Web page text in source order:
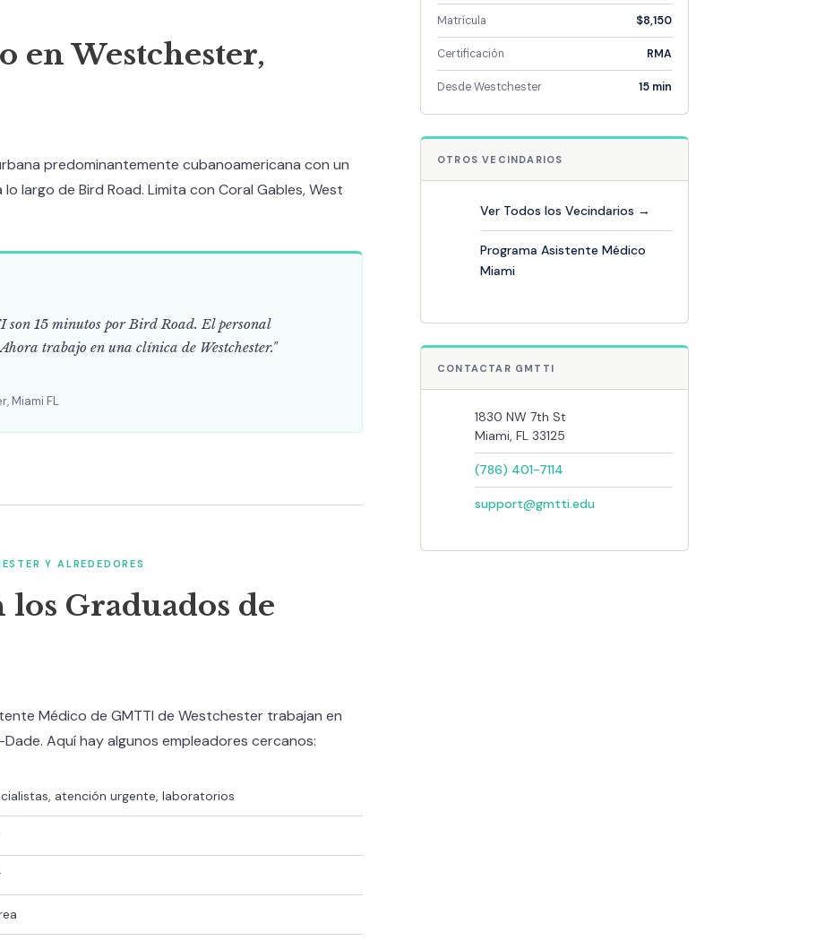
en Westchester,
predominantemente cubanoamericana con un
largo de Bird Road. Limita con Coral Gables, West
son 15 minutos por Bird Road. El personal
trabajo en una clínica de Westchester."
Miami FL
Y ALREDEDORES
Graduados de
Médico de GMTTI de Westchester trabajan en
Aquí hay algunos empleadores cercanos:
atención urgente, laboratorios
Matrícula $8,150
Certificación RMA
Desde Westchester 15 min
OTROS VECINDARIOS
Ver Todos los Vecindarios →
Programa Asistente Médico
Miami
CONTACTAR GMTTI
1830 NW 7th St
Miami, FL 33125
(786) 401-7114
support@gmtti.edu